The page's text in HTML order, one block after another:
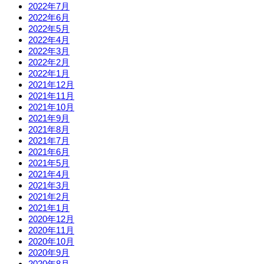
2022年7月
2022年6月
2022年5月
2022年4月
2022年3月
2022年2月
2022年1月
2021年12月
2021年11月
2021年10月
2021年9月
2021年8月
2021年7月
2021年6月
2021年5月
2021年4月
2021年3月
2021年2月
2021年1月
2020年12月
2020年11月
2020年10月
2020年9月